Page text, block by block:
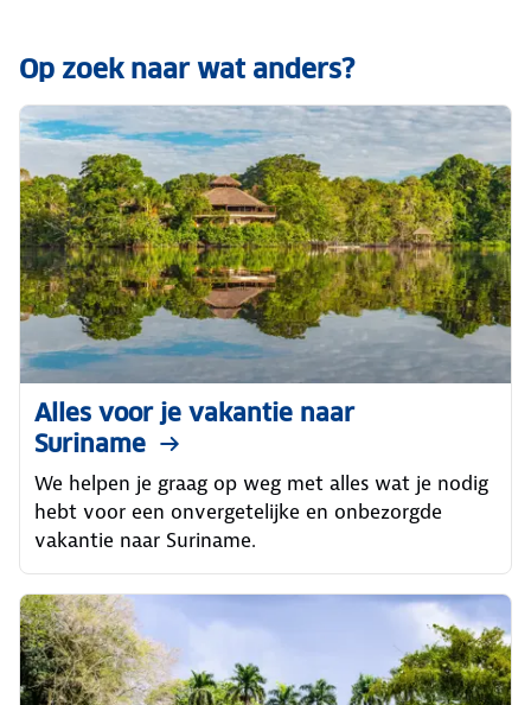
Op zoek naar wat anders?
Alles voor je vakantie naar
Suriname
We helpen je graag op weg met alles wat je nodig
hebt voor een onvergetelijke en onbezorgde
vakantie naar Suriname.